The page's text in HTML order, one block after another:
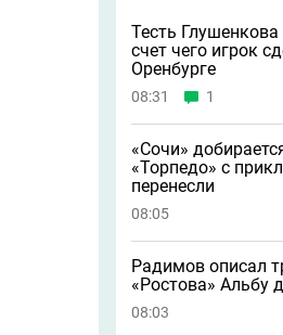
Тесть
счет чего игрок
Оренбурге
08:31 1
«Сочи»
«Торпедо» с
перенесли
08:05
Радимов описал
«Ростова» Альбу
08:03